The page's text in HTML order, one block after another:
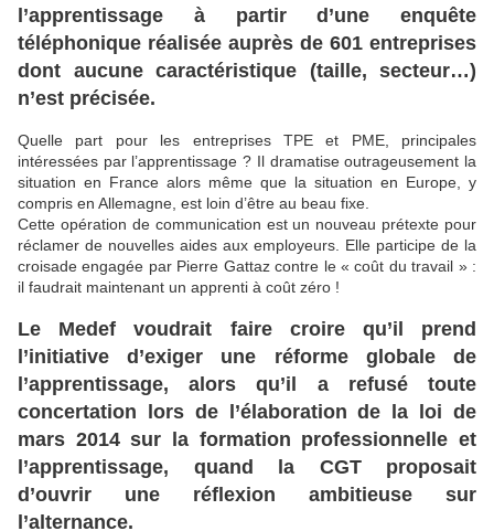
l’apprentissage à partir d’une enquête
téléphonique réalisée auprès de 601 entreprises
dont aucune caractéristique (taille, secteur…)
n’est précisée.
Quelle part pour les entreprises TPE et PME, principales
intéressées par l’apprentissage ? Il dramatise outrageusement la
situation en France alors même que la situation en Europe, y
compris en Allemagne, est loin d’être au beau fixe.
Cette opération de communication est un nouveau prétexte pour
réclamer de nouvelles aides aux employeurs. Elle participe de la
croisade engagée par Pierre Gattaz contre le « coût du travail » :
il faudrait maintenant un apprenti à coût zéro !
Le Medef voudrait faire croire qu’il prend
l’initiative d’exiger une réforme globale de
l’apprentissage, alors qu’il a refusé toute
concertation lors de l’élaboration de la loi de
mars 2014 sur la formation professionnelle et
l’apprentissage, quand la CGT proposait
d’ouvrir une réflexion ambitieuse sur
l’alternance.